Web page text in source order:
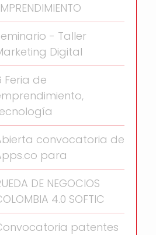
- Taller
Digital
Feria de
convocatoria de
para
DE NEGOCIOS
4.0 SOFTIC
patentes